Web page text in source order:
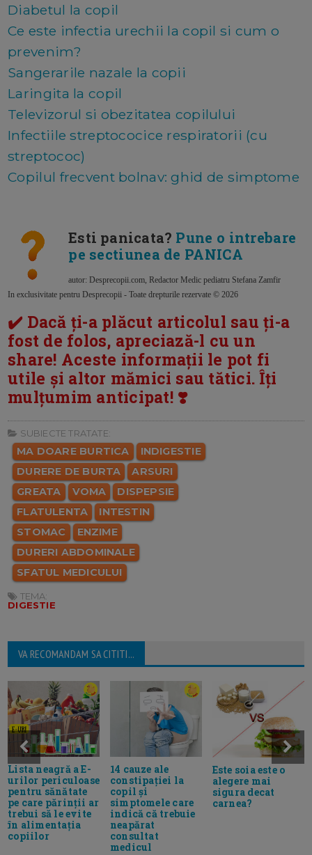
Diabetul la copil
Ce este infectia urechii la copil si cum o
prevenim?
Sangerarile nazale la copii
Laringita la copil
Televizorul si obezitatea copilului
Infectiile streptococice respiratorii (cu
streptococ)
Copilul frecvent bolnav: ghid de simptome
Esti panicata? Pune o intrebare
pe sectiunea de PANICA
autor: Desprecopii.com, Redactor Medic pediatru Stefana Zamfir
In exclusivitate pentru Desprecopii - Toate drepturile rezervate © 2026
✔️ Dacă ți-a plăcut articolul sau ți-a
fost de folos, apreciază-l cu un
share! Aceste informații le pot fi
utile și altor mămici sau tătici. Îți
mulțumim anticipat! ❣️
SUBIECTE TRATATE:
MA DOARE BURTICA
INDIGESTIE
DURERE DE BURTA
ARSURI
GREATA
VOMA
DISPEPSIE
FLATULENTA
INTESTIN
STOMAC
ENZIME
DURERI ABDOMINALE
SFATUL MEDICULUI
TEMA:
DIGESTIE
VA RECOMANDAM SA CITITI...
Lista neagră a E-
urilor periculoase
pentru sănătate
pe care părinții ar
trebui să le evite
în alimentația
copiilor
14 cauze ale
constipației la
copil și
simptomele care
indică că trebuie
neapărat
consultat
medicul
Este soia este o
alegere mai
sigura decat
carnea?